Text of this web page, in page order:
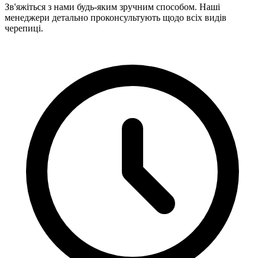
Зв'яжіться з нами будь-яким зручним способом. Наші
менеджери детально проконсультують щодо всіх видів
черепиці.